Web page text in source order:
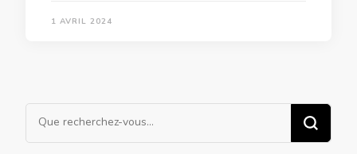
1 AVRIL 2024
Vous
recherchiez